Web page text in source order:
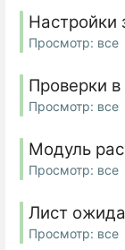
Настройки
Просмотр: все
Проверки в
Просмотр: все
Модуль
Просмотр: все
Лист
Просмотр: все